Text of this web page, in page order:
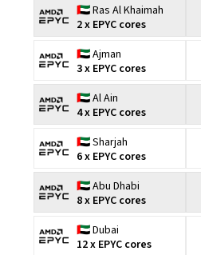
🇦🇪 Ras Al Khaimah
2 x EPYC cores
🇦🇪 Ajman
3 x EPYC cores
🇦🇪 Al Ain
4 x EPYC cores
🇦🇪 Sharjah
6 x EPYC cores
🇦🇪 Abu Dhabi
8 x EPYC cores
🇦🇪 Dubai
12 x EPYC cores